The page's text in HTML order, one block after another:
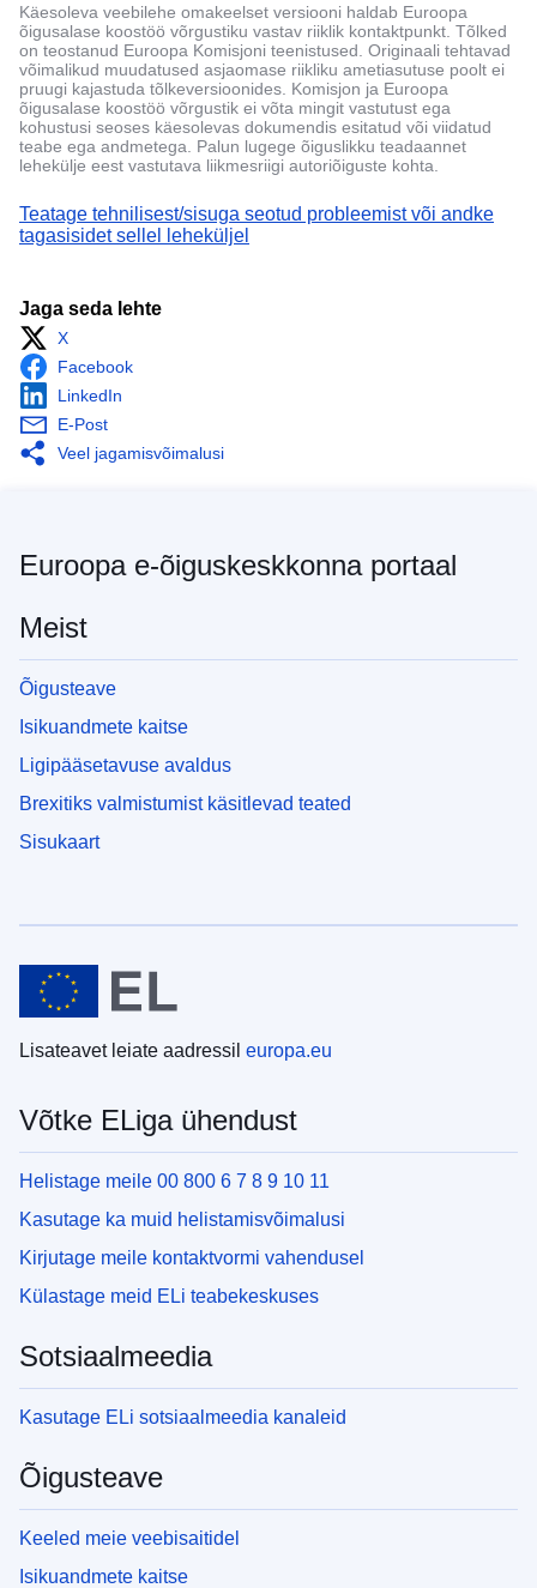
Käesoleva veebilehe omakeelset versiooni haldab Euroopa
õigusalase koostöö võrgustiku vastav riiklik kontaktpunkt. Tõlked
on teostanud Euroopa Komisjoni teenistused. Originaali tehtavad
võimalikud muudatused asjaomase riikliku ametiasutuse poolt ei
pruugi kajastuda tõlkeversioonides. Komisjon ja Euroopa
õigusalase koostöö võrgustik ei võta mingit vastutust ega
kohustusi seoses käesolevas dokumendis esitatud või viidatud
teabe ega andmetega. Palun lugege õiguslikku teadaannet
lehekülje eest vastutava liikmesriigi autoriõiguste kohta.
Teatage tehnilisest/sisuga seotud probleemist või andke
tagasisidet sellel leheküljel
Jaga seda lehte
X
Facebook
LinkedIn
E-Post
Veel jagamisvõimalusi
Euroopa e-õiguskeskkonna portaal
Meist
Õigusteave
Isikuandmete kaitse
Ligipääsetavuse avaldus
Brexitiks valmistumist käsitlevad teated
Sisukaart
Lisateavet leiate aadressil europa.eu
Võtke ELiga ühendust
Helistage meile 00 800 6 7 8 9 10 11
Kasutage ka muid helistamisvõimalusi
Kirjutage meile kontaktvormi vahendusel
Külastage meid ELi teabekeskuses
Sotsiaalmeedia
Kasutage ELi sotsiaalmeedia kanaleid
Õigusteave
Keeled meie veebisaitidel
Isikuandmete kaitse